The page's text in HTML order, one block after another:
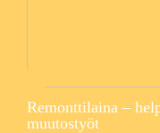
Remonttilaina –
muutostyöt